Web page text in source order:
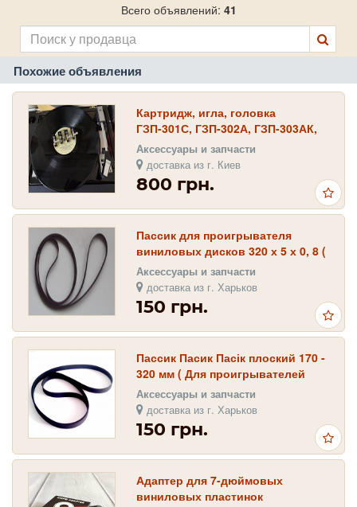
Всего объявлений: 41
Похожие объявления
Картридж, игла, головка
ГЗП-301С, ГЗП-302А, ГЗП-303АК,
ГЗП-305СА, ГЗКУ-631РА и запасная
игла
Аксессуары и запчасти
доставка из г. Киев
800 грн.
Пассик для проигрывателя
виниловых дисков 320 х 5 х 0, 8 (
пасик , пасік )
Аксессуары и запчасти
доставка из г. Харьков
150 грн.
Пассик Пасик Пасік плоский 170 -
320 мм ( Для проигрывателей
виниловых дисков )
Аксессуары и запчасти
доставка из г. Харьков
150 грн.
Адаптер для 7-дюймовых
виниловых пластинок